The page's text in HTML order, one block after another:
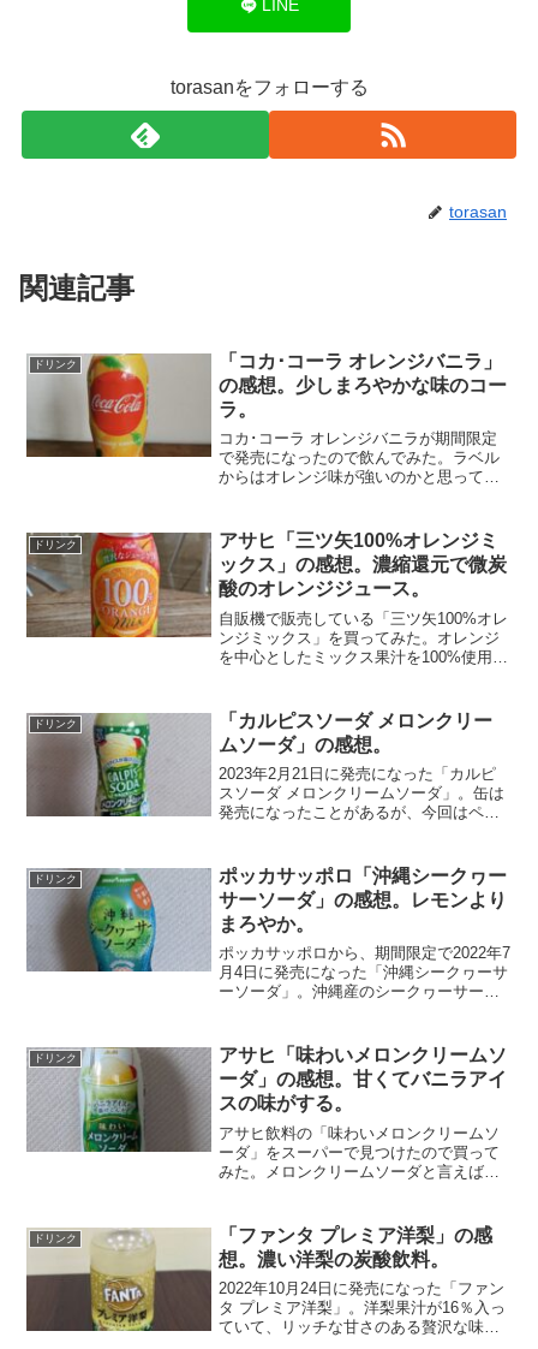
LINE
torasanをフォローする
torasan
関連記事
ドリンク
「コカ･コーラ オレンジバニラ」
の感想。少しまろやかな味のコー
ラ。
コカ･コーラ オレンジバニラが期間限定
で発売になったので飲んでみた。ラベル
からはオレンジ味が強いのかと思ってし
だ。それよりもバニラの風味を感じられ
る。それでもコーラ味と比...
ドリンク
アサヒ「三ツ矢100%オレンジミ
ックス」の感想。濃縮還元で微炭
酸のオレンジジュース。
自販機で販売している「三ツ矢100%オレ
ンジミックス」を買ってみた。オレンジ
を中心としたミックス果汁を100%使用
還元のオレンジの味だ。ポンジュースと
比べると、オレンジ...
ドリンク
「カルピスソーダ メロンクリー
ムソーダ」の感想。
2023年2月21日に発売になった「カルピ
スソーダ メロンクリームソーダ」。缶は
発売になったことがあるが、今回はペッ
さは感じるが、甘ったるいというほどで
はない。炭酸もカ...
ドリンク
ポッカサッポロ「沖縄シークヮー
サーソーダ」の感想。レモンより
まろやか。
ポッカサッポロから、期間限定で2022年7
月4日に発売になった「沖縄シークヮーサ
ーソーダ」。沖縄産のシークヮーサーを
ても、沖縄の柑橘類ということと名前ぐ
らいは知っている...
ドリンク
アサヒ「味わいメロンクリームソ
ーダ」の感想。甘くてバニラアイ
スの味がする。
アサヒ飲料の「味わいメロンクリームソ
ーダ」をスーパーで見つけたので買って
みた。メロンクリームソーダと言えば
ので、夏にはとくに飲みたくなる。飲ん
でみると、甘さが少し強い感...
ドリンク
「ファンタ プレミア洋梨」の感
想。濃い洋梨の炭酸飲料。
2022年10月24日に発売になった「ファン
タ プレミア洋梨」。洋梨果汁が16％入っ
ていて、リッチな甘さのある贅沢な味わ